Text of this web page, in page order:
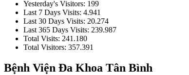
Yesterday's Visitors: 199
Last 7 Days Visits: 4.941
Last 30 Days Visits: 20.274
Last 365 Days Visits: 239.987
Total Visits: 241.180
Total Visitors: 357.391
Bệnh Viện Đa Khoa Tân Bình